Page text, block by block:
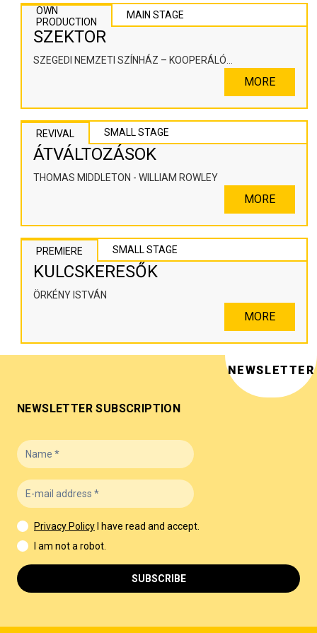
OWN
PRODUCTION
MAIN STAGE
SZEKTOR
SZEGEDI NEMZETI SZÍNHÁZ – KOOPERÁLÓ
MORE
REVIVAL SMALL STAGE
ÁTVÁLTOZÁSOK
THOMAS MIDDLETON - WILLIAM ROWLEY
MORE
PREMIERE SMALL STAGE
KULCSKERESŐK
ÖRKÉNY ISTVÁN
MORE
NEWSLETTER
NEWSLETTER SUBSCRIPTION
Privacy Policy
I have read and accept.
I am not a robot.
SUBSCRIBE